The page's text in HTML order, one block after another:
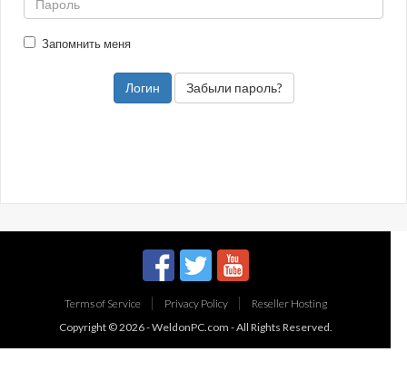
Запомнить меня
Забыли пароль?
Terms of Service Privacy Policy
Reseller Hosting
Copyright © 2026 -WeldonPC.com - All Rights Reserved.